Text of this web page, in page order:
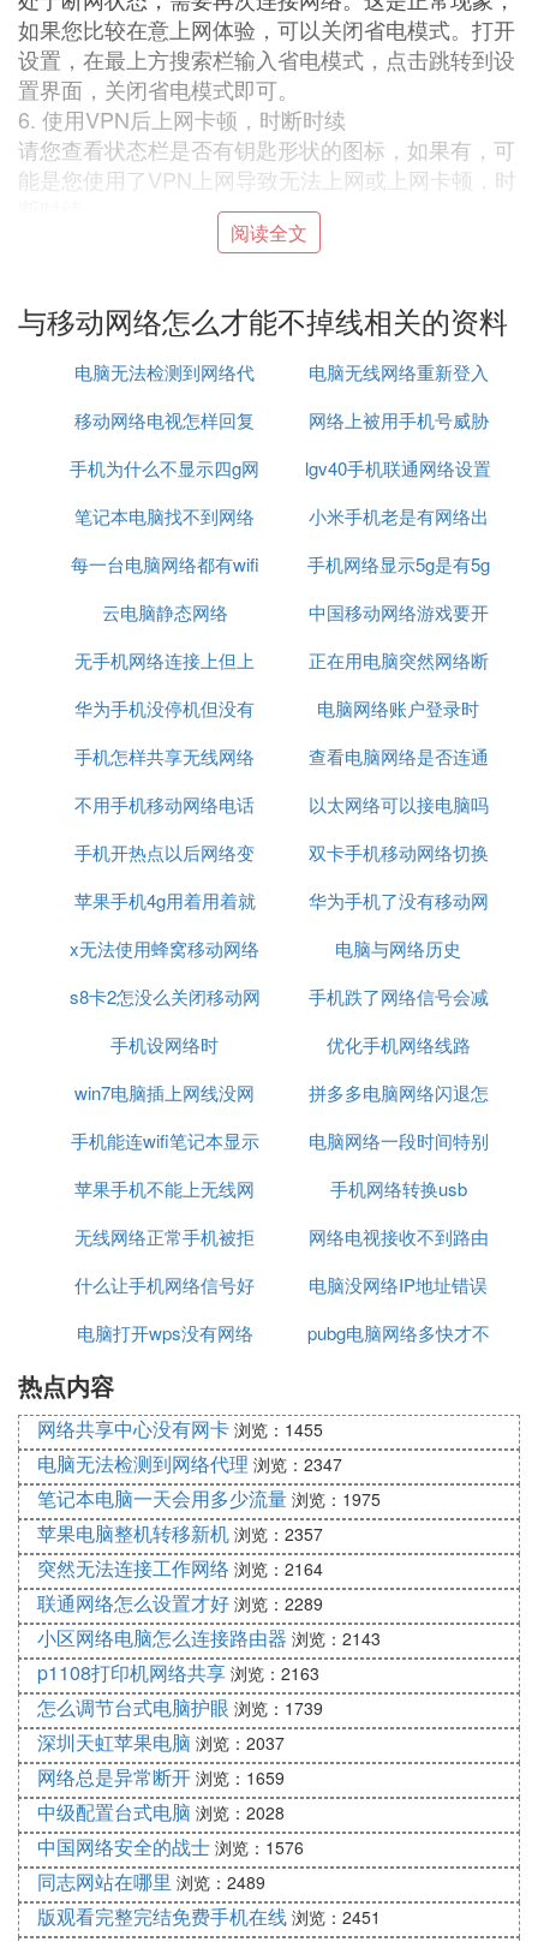
如果您比较在意上网体验，可以关闭省电模式。打开
设置，在最上方搜索栏输入省电模式，点击跳转到设
置界面，关闭省电模式即可。
6. 使用VPN后上网卡顿，时断时续
请您查看状态栏是否有钥匙形状的图标，如果有，可
能是您使用了VPN上网导致无法上网或上网卡顿，时
建议您打开设置，在最上方搜索栏输入VPN，点击跳
7. 使用物联网卡、流量卡上网卡顿，时断时续
由于签约信息的差异，部分物联网卡、流量卡会出现
上网异常的情况，请更换普通的卡后重试。如果能够
正常连接，建议您联系相关运营商。
建议您打开设置，在最上方的搜索栏输入APN，点击
接入点名称 (APN)跳转到设置界面，再次点击接入点
为默认设置尝试。
9. 将手机网络重置后尝试
如果您在任何区域都发生此类现象，建议您打开手机
设置，在最上方的搜索栏输入还原网络设置，点击还
示：还原网络设置会删除WLAN和蓝牙连接记录，且
需困扰要输入锁屏密码验证）
前备份好重要数据（微信/QQ等应用需单独备份），
并携带相关购机凭证，到附近的华为客户服务中心检
题，具体操作步骤如下:
1、首先先考虑网络设置问题，右键点击桌面的计算
⑶ 接电话不断网怎么设置
品牌型号：华为p40
系统：HarmonyOS2.0
设置接电话不断网可以开启智能切换上网卡进行操作
即可。以手机华为p40为例，设置接电话不断网的步
第1步 点击移动网络 -->
在手机设置界面中，点击移动网络。
⑷ 手机连接无线网络老是掉线怎么回事
以华为P40手机，EMUI10.1.0系统为例，手机连接无
线网络老是掉线的原因和解决方法：
1、可能是所处区域的无线网络信号较差，例如墙
角、卫生间、电梯等地。
解决方法：尝试更换一个网络信号接收良好的地方即
可。
2、可能是手机自身系统的网络设置有点混乱，从而
导致连接网络时出现掉线的情况。
解决方法：尝试还原手机的网络设置，或者是重启一
下手机。
阅读全文
与移动网络怎么才能不掉线相关的资料
电脑无法检测到网络代
理
电脑无线网络重新登入
移动网络电视怎样回复
原来模式
网络上被用手机号威胁
怎么办
手机为什么不显示四g网
络怎么回事啊
lgv40手机联通网络设置
笔记本电脑找不到网络
适配器怎么办
小米手机老是有网络出
现问题
每一台电脑网络都有wifi
吗
手机网络显示5g是有5g
网吗
云电脑静态网络
中国移动网络游戏要开
加速器
无手机网络连接上但上
不了网
正在用电脑突然网络断
了
华为手机没停机但没有
网络
电脑网络账户登录时
手机怎样共享无线网络
连接电脑连接不上网
查看电脑网络是否连通
可以用什么命令
不用手机移动网络电话
以太网络可以接电脑吗
手机开热点以后网络变
差的原因
双卡手机移动网络切换
吗
苹果手机4g用着用着就
没网络了
华为手机了没有移动网
络信号怎么回事
x无法使用蜂窝移动网络
设置
电脑与网络历史
s8卡2怎没么关闭移动网
络
手机跌了网络信号会减
弱吗
手机设网络时
优化手机网络线路
win7电脑插上网线没网
络
拼多多电脑网络闪退怎
么办
手机能连wifi笔记本显示
无网络
电脑网络一段时间特别
卡
苹果手机不能上无线网
络连接电脑连接不上网
手机网络转换usb
无线网络正常手机被拒
绝接入
网络电视接收不到路由
器信号
什么让手机网络信号好
电脑没网络IP地址错误
电脑打开wps没有网络
pubg电脑网络多快才不
热点内容
网络共享中心没有网卡 浏览：1455
电脑无法检测到网络代理 浏览：2347
笔记本电脑一天会用多少流量 浏览：1975
苹果电脑整机转移新机 浏览：2357
突然无法连接工作网络 浏览：2164
联通网络怎么设置才好 浏览：2289
小区网络电脑怎么连接路由器 浏览：2143
p1108打印机网络共享 浏览：2163
怎么调节台式电脑护眼 浏览：1739
深圳天虹苹果电脑 浏览：2037
网络总是异常断开 浏览：1659
中级配置台式电脑 浏览：2028
中国网络安全的战士 浏览：1576
同志网站在哪里 浏览：2489
版观看完整完结免费手机在线 浏览：2451